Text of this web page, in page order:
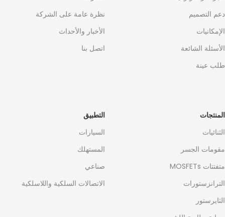
نظرة عامة على الشركة
الأخبار والأحداث
اتصل بنا
دعم التصميم
الإمكانيات
الأسئلة الشائعة
طلب عينة
التطبيق
السيارات
المستهلك
صناعي
الاتصالات السلكية واللاسلكية
المنتجات
الثنائيات
مقومات الجسر
متفتتات MOSFETs
الترانزستورات
الثايرستور